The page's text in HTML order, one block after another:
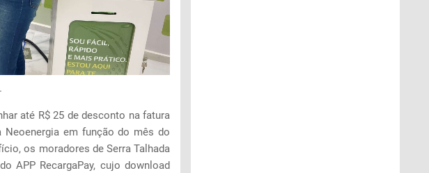
até R$ 25 de desconto na fatura
em função do mês do
os moradores de Serra Talhada
APP RecargaPay, cujo download